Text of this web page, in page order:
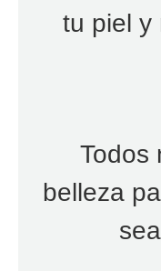
tu piel y
Todos
belleza